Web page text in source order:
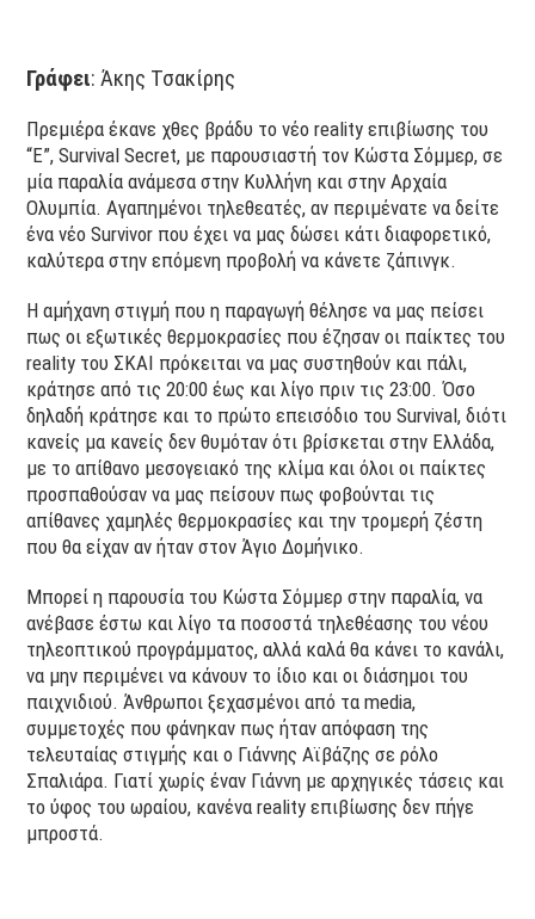
Γράφει: Άκης Τσακίρης
Πρεμιέρα έκανε χθες βράδυ το νέο reality επιβίωσης του
“Ε”, Survival Secret, με παρουσιαστή τον Κώστα Σόμμερ, σε
μία παραλία ανάμεσα στην Κυλλήνη και στην Αρχαία
Ολυμπία. Αγαπημένοι τηλεθεατές, αν περιμένατε να δείτε
ένα νέο Survivor που έχει να μας δώσει κάτι διαφορετικό,
καλύτερα στην επόμενη προβολή να κάνετε ζάπινγκ.
Η αμήχανη στιγμή που η παραγωγή θέλησε να μας πείσει
πως οι εξωτικές θερμοκρασίες που έζησαν οι παίκτες του
reality του ΣΚΑΙ πρόκειται να μας συστηθούν και πάλι,
κράτησε από τις 20:00 έως και λίγο πριν τις 23:00. Όσο
δηλαδή κράτησε και το πρώτο επεισόδιο του Survival, διότι
κανείς μα κανείς δεν θυμόταν ότι βρίσκεται στην Ελλάδα,
με το απίθανο μεσογειακό της κλίμα και όλοι οι παίκτες
προσπαθούσαν να μας πείσουν πως φοβούνται τις
απίθανες χαμηλές θερμοκρασίες και την τρομερή ζέστη
που θα είχαν αν ήταν στον Άγιο Δομήνικο.
Μπορεί η παρουσία του Κώστα Σόμμερ στην παραλία, να
ανέβασε έστω και λίγο τα ποσοστά τηλεθέασης του νέου
τηλεοπτικού προγράμματος, αλλά καλά θα κάνει το κανάλι,
να μην περιμένει να κάνουν το ίδιο και οι διάσημοι του
παιχνιδιού. Άνθρωποι ξεχασμένοι από τα media,
συμμετοχές που φάνηκαν πως ήταν απόφαση της
τελευταίας στιγμής και ο Γιάννης Αϊβάζης σε ρόλο
Σπαλιάρα. Γιατί χωρίς έναν Γιάννη με αρχηγικές τάσεις και
το ύφος του ωραίου, κανένα reality επιβίωσης δεν πήγε
μπροστά.